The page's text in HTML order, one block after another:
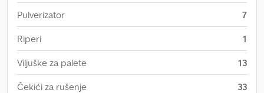
Pulverizator 7
Riperi 1
Viljuške za palete 13
Čekići za rušenje 33